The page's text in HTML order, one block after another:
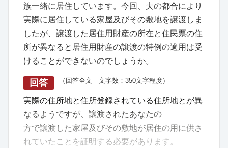
族一緒に居住しています。今回、夫の都合により
実際に居住している家屋及びその敷地を譲渡しま
したが、譲渡した居住用財産の所在と住民票の住
所が異なると居住用財産の譲渡の特例の適用は受
けることができないのでしょうか。
回答 （回答全文 文字数：350文字程度）
実際の住所地と住所登録されている住所地とが異
なるようですが、譲渡されたあなたの
方で譲渡した家屋及びその敷地が居住の用に供さ
れていたことを証明する必要があります。